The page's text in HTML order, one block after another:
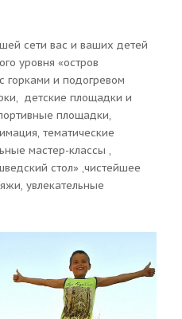
сети вас и ваших детей
уровня «остров
горками и подогревом
детские площадки и
площадки,
тематические
мастер-классы ,
стол» ,чистейшее
увлекательные